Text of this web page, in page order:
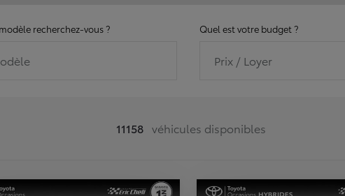
recherchez-vous ? Quel est votre budget ?
Prix / Loyer
11158 véhicules disponibles